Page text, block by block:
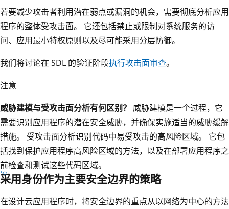
若要减少攻击者利用潜在弱点或漏洞的机会，需要彻底分析应用
程序的整体受攻击面。 它还包括禁止或限制对系统服务的访
问、应用最小特权原则以及尽可能采用分层防御。
我们将讨论在 SDL 的验证阶段执行攻击面审查。
注意
威胁建模与受攻击面分析有何区别？ 威胁建模是一个过程，它
需要识别应用程序的潜在安全威胁，并确保实施适当的威胁缓解
措施。 受攻击面分析识别代码中易受攻击的高风险区域。 它包
括找到保护应用程序高风险区域的方法，以及在部署应用程序之
前检查和测试这些代码区域。
采用身份作为主要安全边界的策略
在设计云应用程序时，将安全边界的重点从以网络为中心的方法